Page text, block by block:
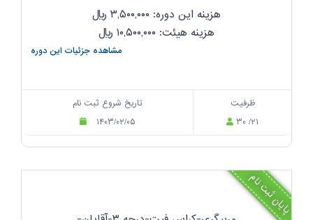
هزینه این دوره: ۳,۵۰۰,۰۰۰
ریال
هزینه هیئت: ۱۰,۵۰۰,۰۰۰
ریال
مشاهده جزئیات این دوره
تاریخ شروع ثبت نام
۱۴۰۳/۰۲/۰۵
ظرفیت
۳۰ /۲۱
پایان ثبت نام